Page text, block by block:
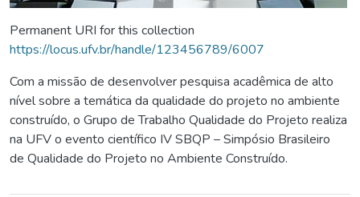
Permanent URI for this collection
https://locus.ufv.br/handle/123456789/6007
Com a missão de desenvolver pesquisa acadêmica de alto
nível sobre a temática da qualidade do projeto no ambiente
construído, o Grupo de Trabalho Qualidade do Projeto realiza
na UFV o evento científico IV SBQP – Simpósio Brasileiro
de Qualidade do Projeto no Ambiente Construído.